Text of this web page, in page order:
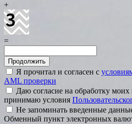
+
=
Я прочитал и согласен с
AML проверки
Даю согласие на обработку
принимаю условия
Не запоминать введенные
Обменный пункт электронных